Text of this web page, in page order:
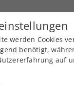
werden Cookies
benötigt,
auf